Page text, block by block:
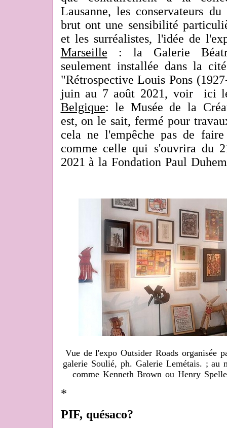
Lausanne, les conservateurs
brut ont une sensibilité
et les surréalistes, l'idée de
Marseille : la Galerie
seulement installée dans la
"Rétrospective Louis Pons
juin au 7 août 2021, voir ici
Belgique: le Musée de la
est, on le sait, fermé pour
cela ne l'empêche pas de
comme celle qui s'ouvrira du
2021 à la Fondation Paul
Vue de l'expo Outsider Roads organisée
galerie Soulié, ph. Galerie Lemétais. ; au
comme Kenneth Brown ou Henry
*
PIF, quésaco?